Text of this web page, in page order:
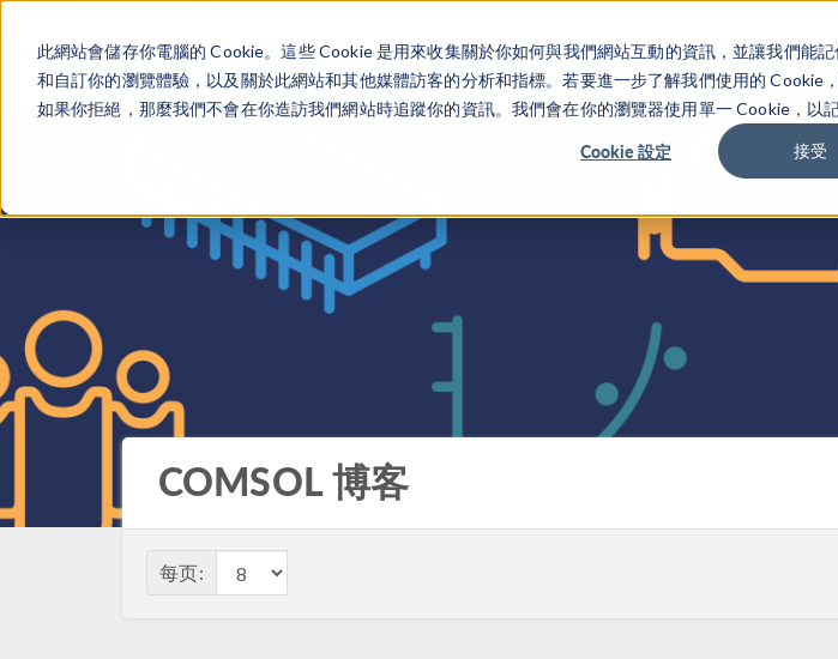
此網站會儲存你電腦的 Cookie。這些 Cookie 是用來收集關於你如何與我們網站互動的資訊，並讓我們能
和自訂你的瀏覽體驗，以及關於此網站和其他媒體訪客的分析和指標。若要進一步了解我們使用的 Cookie
如果你拒絕，那麼我們不會在你造訪我們網站時追蹤你的資訊。我們會在你的瀏覽器使用單一 Cookie，以
Cookie 設定 接受
COMSOL 博客
每页: